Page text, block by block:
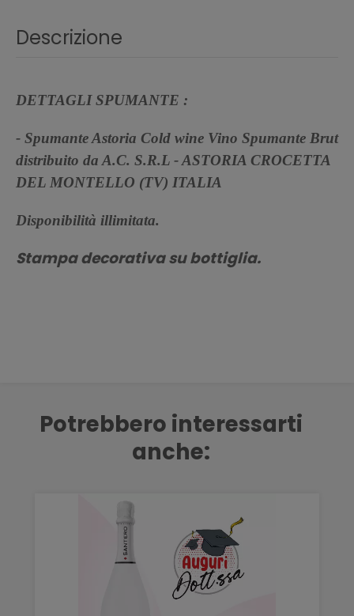
Descrizione
DETTAGLI SPUMANTE :
- Spumante Astoria Cold wine Vino Spumante Brut
distribuito da A.C. S.R.L - ASTORIA CROCETTA
DEL MONTELLO (TV) ITALIA
Disponibilità illimitata.
Stampa decorativa su bottiglia.
Potrebbero interessarti
anche: